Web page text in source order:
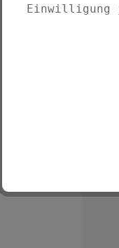
Einwilligung